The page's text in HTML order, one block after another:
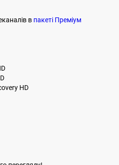
в пакеті Преміум
HD